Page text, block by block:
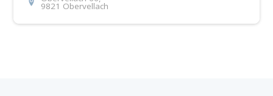
9821 Obervellach